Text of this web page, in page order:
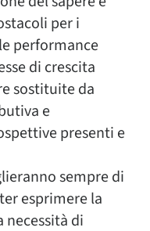
per i
performance
di crescita
sostituite da
e
presenti e
sempre di
esprimere la
di